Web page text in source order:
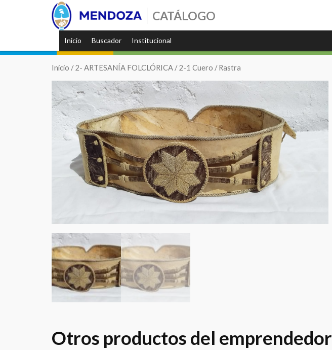
CATÁLOGO
Inicio Buscador Institucional
Inicio /2- ARTESANÍA FOLCLÓRICA /2-1 Cuero / Rastra
Otros productos del emprendedor